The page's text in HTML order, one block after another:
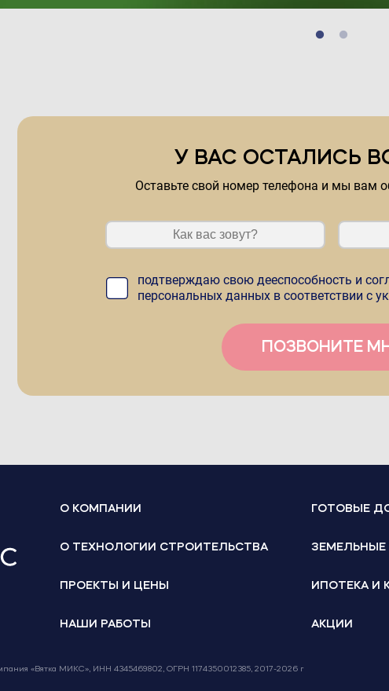
У ВАС ОСТАЛИСЬ
Оставьте свой номер телефона и мы вам
подтверждаю свою дееспособность и
персональных данных в соответствии с
ПОЗВОНИТЕ
О КОМПАНИИ
О ТЕХНОЛОГИИ СТРОИТЕЛЬСТВА
ПРОЕКТЫ И ЦЕНЫ
НАШИ РАБОТЫ
ГОТОВЫЕ
ЗЕМЕЛЬНЫЕ
ИПОТЕКА И
АКЦИИ
«Вятка МИКС», ИНН 4345469802, ОГРН 1174350012385, 2017-2026 г